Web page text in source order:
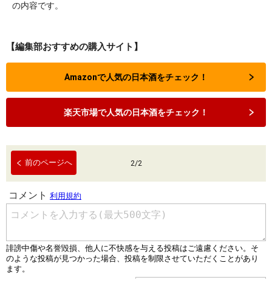
の内容です。
【編集部おすすめの購入サイト】
Amazonで人気の日本酒をチェック！
楽天市場で人気の日本酒をチェック！
前のページへ 2/2